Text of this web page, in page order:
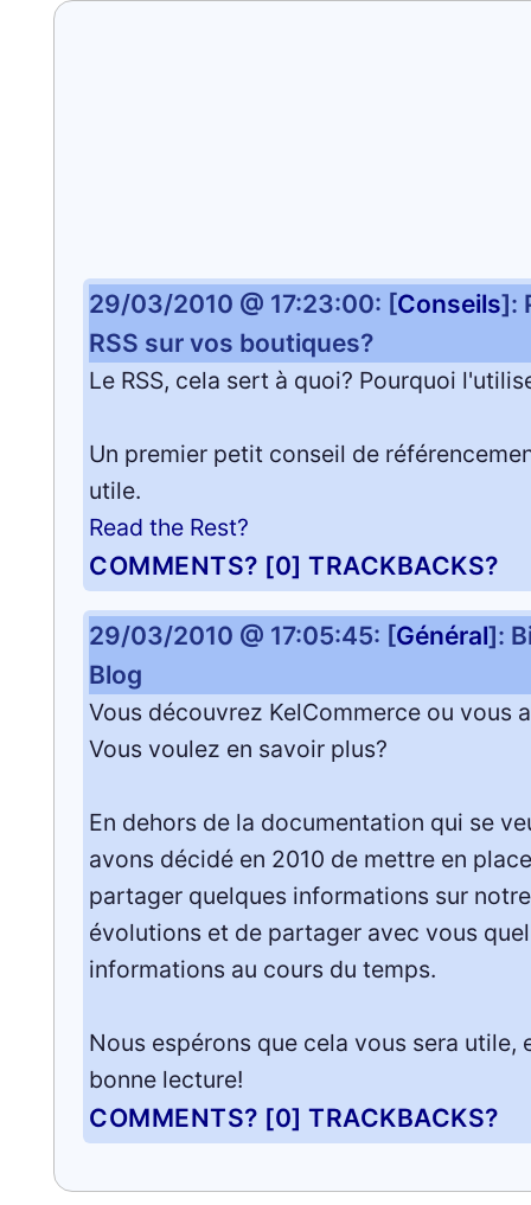
29/03/2010 @ 17:23:00: [Conseils]:
RSS sur vos boutiques?
Le RSS, cela sert à quoi? Pourquoi
Un premier petit conseil de
utile.
Read the Rest?
COMMENTS? [0] TRACKBACKS?
29/03/2010 @ 17:05:45: [Général]:
Blog
Vous découvrez KelCommerce ou vous
Vous voulez en savoir plus?
En dehors de la documentation qui se
avons décidé en 2010 de mettre en
partager quelques informations sur
évolutions et de partager avec vous
informations au cours du temps.
Nous espérons que cela vous sera utile,
bonne lecture!
COMMENTS? [0] TRACKBACKS?